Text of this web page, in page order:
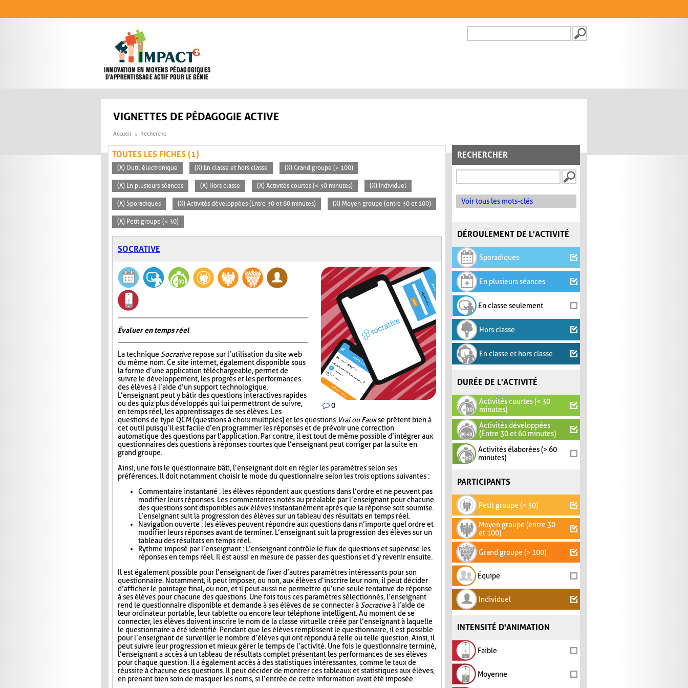
FORMULAIRE DE
VIGNETTES DE PÉDAGOGIE ACTIVE
Accueil Recherche
RECHERCHER
Voir tous les mots-clés
DÉROULEMENT DE L'ACTIVITÉ
Sporadiques
En plusieurs séances
En classe seulement
Hors classe
En classe et hors classe
DURÉE DE L'ACTIVITÉ
Activités courtes (< 30
minutes)
Activités développées
(Entre 30 et 60 minutes)
Activités élaborées (> 60
minutes)
PARTICIPANTS
Petit groupe (< 30)
Moyen groupe (entre 30
et 100)
Grand groupe (> 100)
Équipe
Individuel
INTENSITÉ D'ANIMATION
Faible
Moyenne
TOUTES LES FICHES (1)
(X) Outil électronique (X) En classe et hors classe (X) Grand groupe (> 100)
(X) En plusieurs séances (X) Hors classe (X) Activités courtes (< 30 minutes) (X) Individuel
(X) Sporadiques (X) Activités développées (Entre 30 et 60 minutes) (X) Moyen groupe (entre 30 et 100)
(X) Petit groupe (< 30)
SOCRATIVE
0
Évaluer en temps réel
La technique Socrativerepose sur l’utilisation du site web
du même nom. Ce site internet, également disponible sous
la forme d’une application téléchargeable, permet de
suivre le développement, les progrès et les performances
des élèves à l’aide d’un support technologique.
L’enseignant peut y bâtir des questions interactives rapides
ou des quiz plus développés qui lui permettront de suivre,
en temps réel, les apprentissages de ses élèves. Les
questions de type QCM (questions à choix multiples) et les questions Vrai ou Fauxse prêtent bien à
cet outil puisqu’il est facile d’en programmer les réponses et de prévoir une correction
automatique des questions par l’application. Par contre, il est tout de même possible d’intégrer aux
questionnaires des questions à réponses courtes que l’enseignant peut corriger par la suite en
grand groupe.
Ainsi, une fois le questionnaire bâti, l’enseignant doit en régler les paramètres selon ses
préférences. Il doit notamment choisir le mode du questionnaire selon les trois options suivantes :
Commentaire instantané : les élèves répondent aux questions dans l’ordre et ne peuvent pas
modifier leurs réponses. Les commentaires notés au préalable par l’enseignant pour chacune
des questions sont disponibles aux élèves instantanément après que la réponse soit soumise.
L’enseignant suit la progression des élèves sur un tableau des résultats en temps réel.
Navigation ouverte : les élèves peuvent répondre aux questions dans n’importe quel ordre et
modifier leurs réponses avant de terminer. L’enseignant suit la progression des élèves sur un
tableau des résultats en temps réel.
Rythme imposé par l’enseignant : L’enseignant contrôle le flux de questions et supervise les
réponses en temps réel. Il est aussi en mesure de passer des questions et d’y revenir ensuite.
Il est également possible pour l’enseignant de fixer d’autres paramètres intéressants pour son
questionnaire. Notamment, il peut imposer, ou non, aux élèves d’inscrire leur nom, il peut décider
d’afficher le pointage final, ou non, et il peut aussi ne permettre qu’une seule tentative de réponse
à ses élèves pour chacune des questions. Une fois tous ces paramètres sélectionnés, l’enseignant
rend le questionnaire disponible et demande à ses élèves de se connecter àSocrativeà l’aide de
leur ordinateur portable, leur tablette ou encore leur téléphone intelligent. Au moment de se
connecter, les élèves doivent inscrire le nom de la classe virtuelle créée par l’enseignant à laquelle
le questionnaire a été identifié. Pendant que les élèves remplissent le questionnaire, il est possible
pour l’enseignant de surveiller le nombre d’élèves qui ont répondu à telle ou telle question. Ainsi, il
peut suivre leur progression et mieux gérer le temps de l’activité. Une fois le questionnaire terminé,
l’enseignant a accès à un tableau de résultats complet présentant les performances de ses élèves
pour chaque question. Il a également accès à des statistiques intéressantes, comme le taux de
réussite à chacune des questions. Il peut décider de montrer ces tableaux et statistiques aux élèves,
en prenant bien soin de masquer les noms, si l’entrée de cette information avait été imposée.